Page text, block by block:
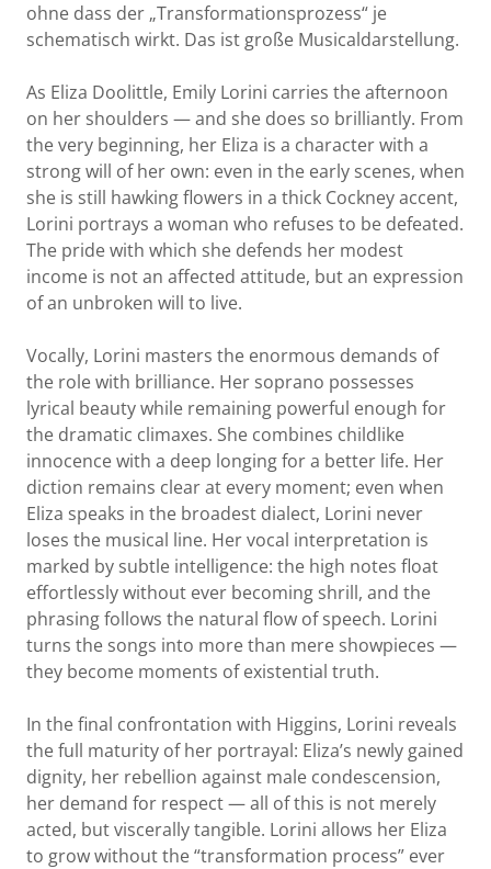
ohne dass der „Transformationsprozess“ je
schematisch wirkt. Das ist große Musicaldarstellung.
As Eliza Doolittle, Emily Lorini carries the afternoon
on her shoulders — and she does so brilliantly. From
the very beginning, her Eliza is a character with a
strong will of her own: even in the early scenes, when
she is still hawking flowers in a thick Cockney accent,
Lorini portrays a woman who refuses to be defeated.
The pride with which she defends her modest
income is not an affected attitude, but an expression
of an unbroken will to live.
Vocally, Lorini masters the enormous demands of
the role with brilliance. Her soprano possesses
lyrical beauty while remaining powerful enough for
the dramatic climaxes. She combines childlike
innocence with a deep longing for a better life. Her
diction remains clear at every moment; even when
Eliza speaks in the broadest dialect, Lorini never
loses the musical line. Her vocal interpretation is
marked by subtle intelligence: the high notes float
effortlessly without ever becoming shrill, and the
phrasing follows the natural flow of speech. Lorini
turns the songs into more than mere showpieces —
they become moments of existential truth.
In the final confrontation with Higgins, Lorini reveals
the full maturity of her portrayal: Eliza’s newly gained
dignity, her rebellion against male condescension,
her demand for respect — all of this is not merely
acted, but viscerally tangible. Lorini allows her Eliza
to grow without the “transformation process” ever